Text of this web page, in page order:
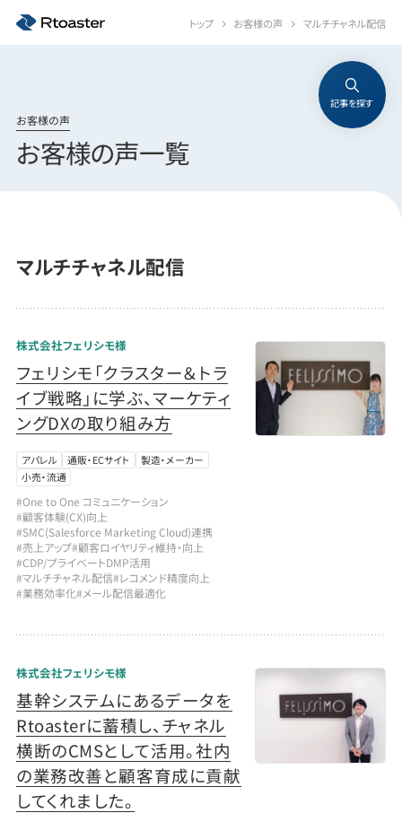
トップ お客様の声 マルチチャネル配信
お客様の声
お客様の声一覧
記事を探す
マルチチャネル配信
株式会社フェリシモ様
フェリシモ「クラスター＆トラ
イブ戦略」に学ぶ、マーケティ
ングDXの取り組み方
アパレル 通販・ECサイト
製造・メーカー
小売・流通
#One to One コミュニケーション
#顧客体験(CX)向上
#SMC(Salesforce Marketing Cloud)連携
#売上アップ#顧客ロイヤリティ維持・向上
#CDP/プライベートDMP活用
#マルチチャネル配信#レコメンド精度向上
#業務効率化#メール配信最適化
株式会社フェリシモ様
基幹システムにあるデータを
Rtoasterに蓄積し、チャネル
横断のCMSとして活用。社内
の業務改善と顧客育成に貢献
してくれました。